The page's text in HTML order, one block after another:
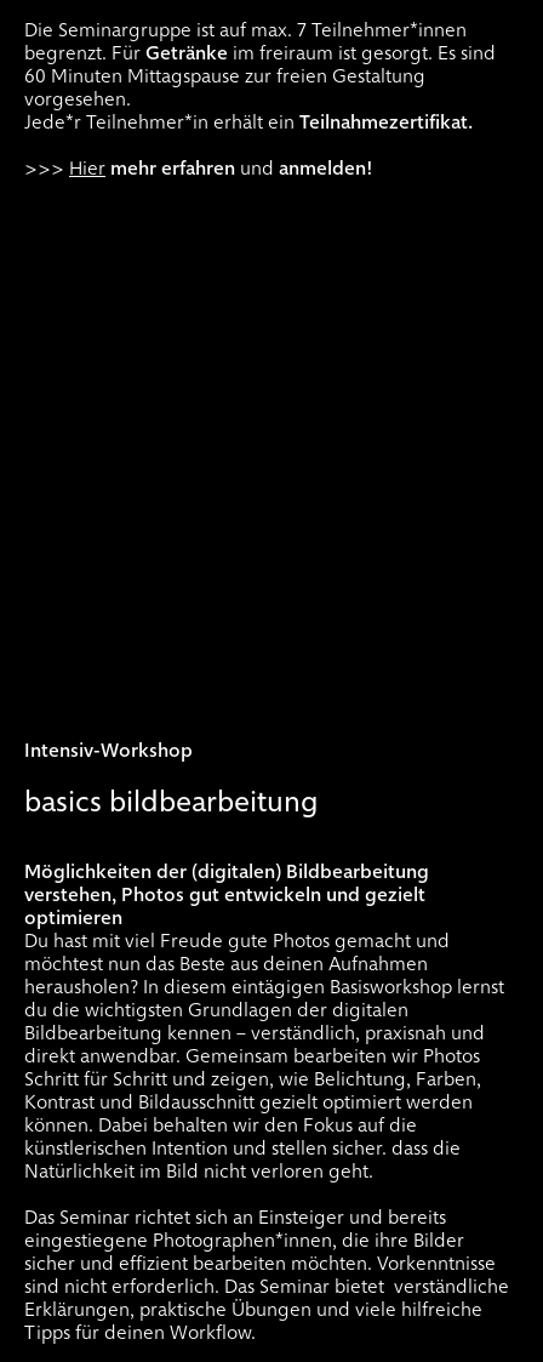
Die Seminargruppe ist auf max. 7 Teilnehmer*innen
begrenzt. FürGetränke im freiraum ist gesorgt. Es sind
60 Minuten Mittagspause zur freien Gestaltung
vorgesehen.
Jede*r Teilnehmer*in erhält ein Teilnahmezertifikat.
>>> Hier mehr erfahren und anmelden!
Intensiv-Workshop
basics bildbearbeitung
Möglichkeiten der (digitalen) Bildbearbeitung
verstehen, Photos gut entwickeln und gezielt
optimieren
Du hast mit viel Freude gute Photos gemacht und
möchtest nun das Beste aus deinen Aufnahmen
herausholen? In diesem eintägigen Basisworkshop lernst
du die wichtigsten Grundlagen der digitalen
Bildbearbeitung kennen – verständlich, praxisnah und
direkt anwendbar. Gemeinsam bearbeiten wir Photos
Schritt für Schritt und zeigen, wie Belichtung, Farben,
Kontrast und Bildausschnitt gezielt optimiert werden
können. Dabei behalten wir den Fokus auf die
künstlerischen Intention und stellen sicher. dass die
Natürlichkeit im Bild nicht verloren geht.
Das Seminar richtet sich an Einsteiger und bereits
eingestiegene Photographen*innen, die ihre Bilder
sicher und effizient bearbeiten möchten. Vorkenntnisse
sind nicht erforderlich. Das Seminar bietet verständliche
Erklärungen, praktische Übungen und viele hilfreiche
Tipps für deinen Workflow.